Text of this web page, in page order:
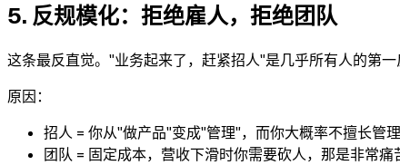
5. 反规模化：拒绝雇人，拒绝团队
这条最反直觉。"业务起来了，赶紧招人"是几乎所有人的第一
原因：
招人 = 你从"做产品"变成"管理"，而你大概率不擅长管理
团队 = 固定成本，营收下滑时你需要砍人，那是非常痛